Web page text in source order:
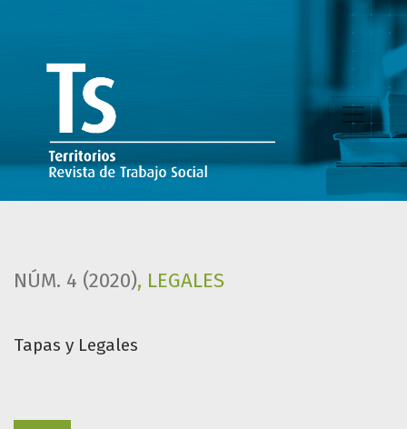
NÚM. 4 (2020), LEGALES
Tapas y Legales